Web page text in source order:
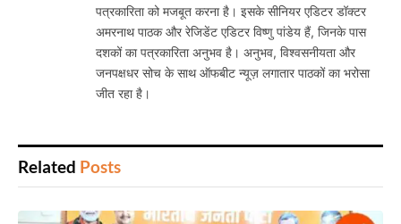
पत्रकारिता को मजबूत करना है। इसके सीनियर एडिटर डॉक्टर
अमरनाथ पाठक और रेजिडेंट एडिटर विष्णु पांडेय हैं, जिनके पास
दशकों का पत्रकारिता अनुभव है। अनुभव, विश्वसनीयता और
जनपक्षधर सोच के साथ ऑफबीट न्यूज़ लगातार पाठकों का भरोसा
जीत रहा है।
Related Posts